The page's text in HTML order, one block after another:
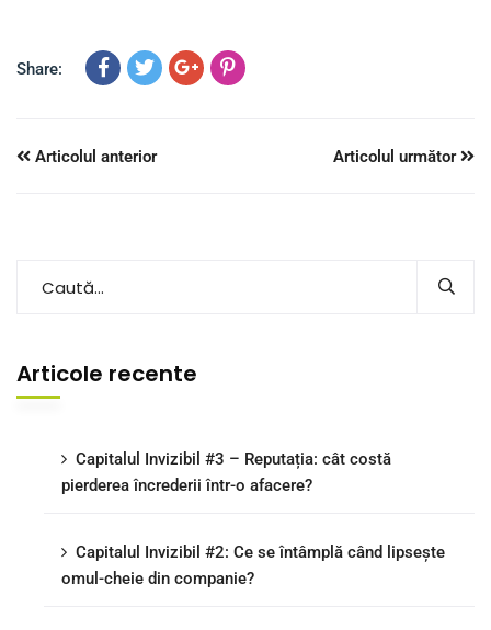
Share:
Articolul anterior Articolul următor
Articole recente
Capitalul Invizibil #3 – Reputația: cât costă
pierderea încrederii într-o afacere?
Capitalul Invizibil #2: Ce se întâmplă când lipsește
omul-cheie din companie?